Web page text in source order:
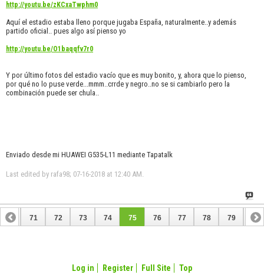
http://youtu.be/zKCxaTwphm0
Aquí el estadio estaba lleno porque jugaba España, naturalmente..y además
partido oficial.. pues algo así pienso yo
http://youtu.be/O1baqqfv7r0
Y por último fotos del estadio vacío que es muy bonito, y, ahora que lo pienso,
por qué no lo puse verde...mmm..crrde y negro..no se si cambiarlo pero la
combinación puede ser chula..
Enviado desde mi HUAWEI G535-L11 mediante Tapatalk
Last edited by rafa98; 07-16-2018 at 12:40 AM
70 71 72 73 74 75 76 77 78 79 80
Log in Register Full Site Top